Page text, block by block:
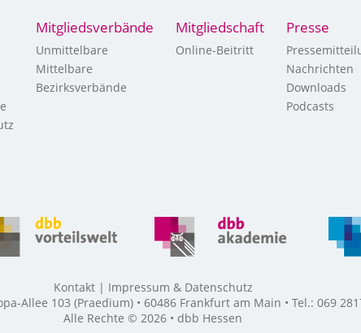
Mitgliedsverbände
Unmittelbare
Mittelbare
Bezirksverbände
Mitgliedschaft
Online-Beitritt
Presse
Nachrichten
Downloads
Podcasts
Kontakt
Impressum & Datenschutz
Allee 103 (Praedium) • 60486 Frankfurt am Main • Tel.: 069
Alle Rechte © 2026 • dbb Hessen